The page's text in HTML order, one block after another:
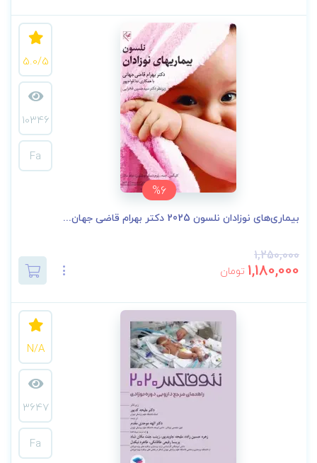
%6
5.0/5
10346
Fa
بیماری‌های نوزادان نلسون 2025 دکتر بهرام قاضی جهان...
1,250,000
1,180,000 تومان
N/A
3647
Fa